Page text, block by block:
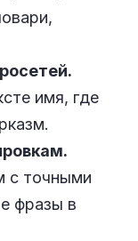
имя, где
с точными
фразы в